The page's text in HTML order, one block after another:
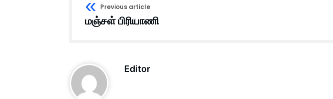
Previous article
மஞ்சள் பிரியாணி
Editor